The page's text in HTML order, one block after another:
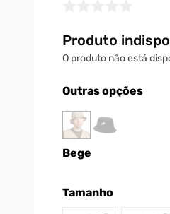
Produto
O produto não está
Outras opções
Bege
Tamanho